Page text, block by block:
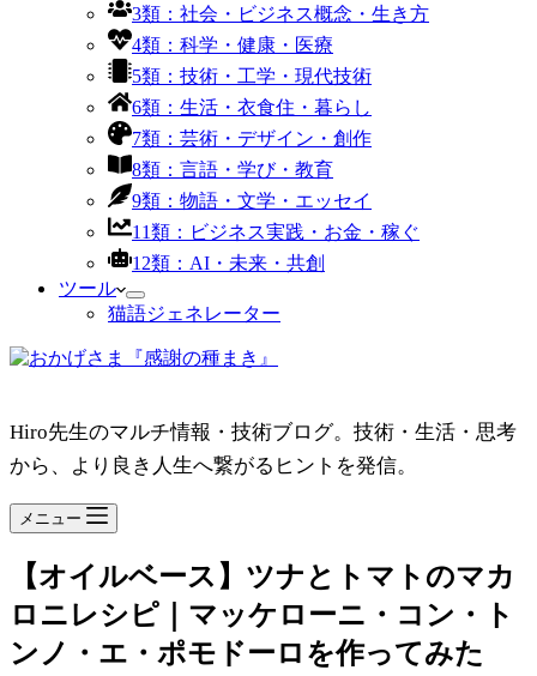
3類：社会・ビジネス概念・生き方
4類：科学・健康・医療
5類：技術・工学・現代技術
6類：生活・衣食住・暮らし
7類：芸術・デザイン・創作
8類：言語・学び・教育
9類：物語・文学・エッセイ
11類：ビジネス実践・お金・稼ぐ
12類：AI・未来・共創
ツール
猫語ジェネレーター
Hiro先生のマルチ情報・技術ブログ。技術・生活・思考
から、より良き人生へ繋がるヒントを発信。
メニュー
【オイルベース】ツナとトマトのマカ
ロニレシピ｜マッケローニ・コン・ト
ンノ・エ・ポモドーロを作ってみた